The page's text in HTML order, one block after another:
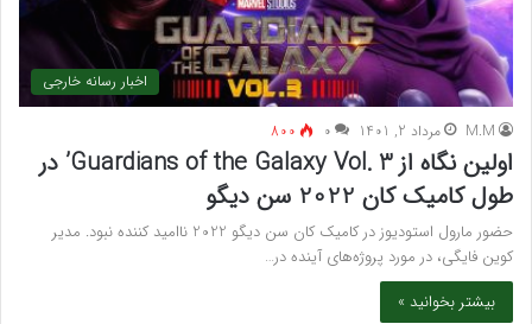
اخبار رسانه خارجی
M.M مرداد 2, 1401 ۰ 800
اولین نگاه از Guardians of the Galaxy Vol. 3’ در
طول کامیک کان 2022 سن دیگو
حضور مارول استودیوز در کامیک کان سن دیگو 2022 ناامید کننده نبود. مدیر
کوین فایگی، در مورد پروژه‌های آینده در…
بیشتر بخوانید »